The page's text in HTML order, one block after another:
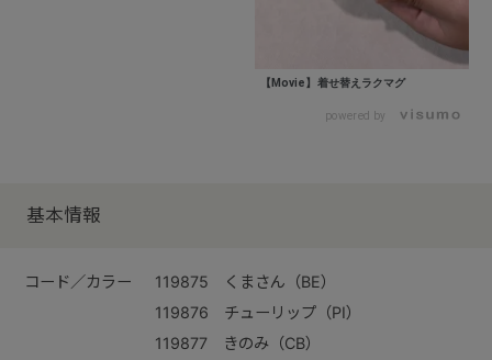
【Movie】着せ替えラクマグ
powered by
基本情報
コード／カラー
119875 くまさん（BE）
119876 チューリップ（PI）
119877 きのみ（CB）